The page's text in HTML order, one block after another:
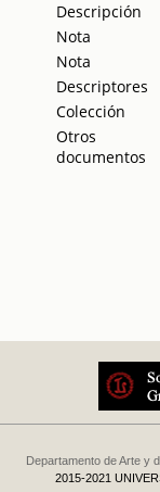
Descripción
Nota
Nota
Descriptores
Colección
Otros
documentos
Departamento de Arte y
2015-2021